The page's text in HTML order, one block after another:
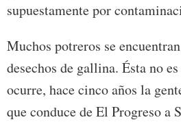
supuestamente por
Muchos potreros se
desechos de gallina. Ésta no
ocurre, hace cinco años la
que conduce de El Progreso a